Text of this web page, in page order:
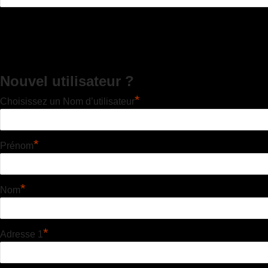
Nouvel utilisateur ?
Choisissez un Nom d’utilisateur*
Prénom*
Nom*
Adresse 1 *